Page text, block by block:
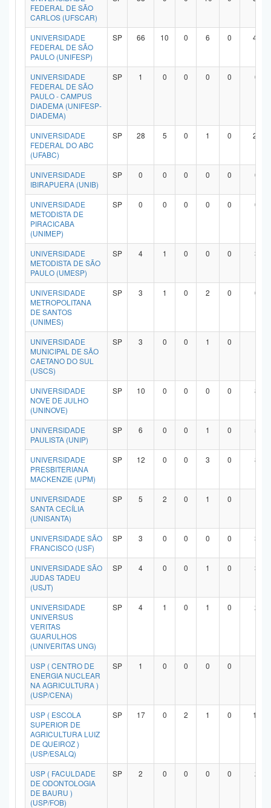
FEDERAL DE SÃO
CARLOS (UFSCAR)
UNIVERSIDADE
FEDERAL DE SÃO
PAULO (UNIFESP)
SP 66 10 0 6 0 47
UNIVERSIDADE
FEDERAL DE SÃO
PAULO - CAMPUS
DIADEMA (UNIFESP-
DIADEMA)
SP 1 0 0 0 0 0
UNIVERSIDADE
FEDERAL DO ABC
(UFABC)
SP 28 5 0 1 0 20
UNIVERSIDADE
IBIRAPUERA (UNIB)
SP 0 0 0 0 0 0
UNIVERSIDADE
METODISTA DE
PIRACICABA
(UNIMEP)
SP 0 0 0 0 0 0
UNIVERSIDADE
METODISTA DE SÃO
PAULO (UMESP)
SP 4 1 0 0 0 3
UNIVERSIDADE
METROPOLITANA
DE SANTOS
(UNIMES)
SP 3 1 0 2 0 0
UNIVERSIDADE
MUNICIPAL DE SÃO
CAETANO DO SUL
(USCS)
SP 3 0 0 1 0
UNIVERSIDADE
NOVE DE JULHO
(UNINOVE)
SP 10 0 0 0 0 8
UNIVERSIDADE
PAULISTA (UNIP)
SP 6 0 0 1 0 5
UNIVERSIDADE
PRESBITERIANA
MACKENZIE (UPM)
SP 12 0 0 3 0 8
UNIVERSIDADE
SANTA CECÍLIA
(UNISANTA)
SP 5 2 0 1 0
UNIVERSIDADE SÃO
FRANCISCO (USF)
SP 3 0 0 0 0 3
UNIVERSIDADE SÃO
JUDAS TADEU
(USJT)
SP 4 0 0 1 0 3
UNIVERSIDADE
UNIVERSUS
VERITAS
GUARULHOS
(UNIVERITAS UNG)
SP 4 1 0 1 0 2
USP ( CENTRO DE
ENERGIA NUCLEAR
NA AGRICULTURA )
(USP/CENA)
SP 1 0 0 0 0
USP ( ESCOLA
SUPERIOR DE
AGRICULTURA LUIZ
DE QUEIROZ )
(USP/ESALQ)
SP 17 0 2 1 0 14
USP ( FACULDADE
DE ODONTOLOGIA
DE BAURU )
(USP/FOB)
SP 2 0 0 0 0 2